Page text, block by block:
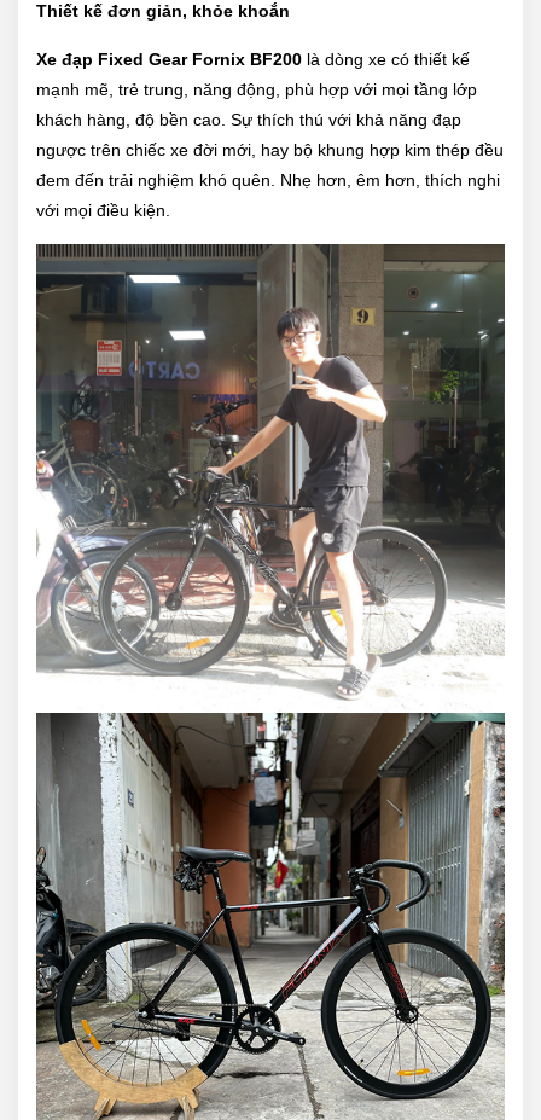
Thiết kế đơn giản, khỏe khoắn
Xe đạp Fixed Gear Fornix BF200 là dòng xe có thiết kế
mạnh mẽ, trẻ trung, năng động, phù hợp với mọi tầng lớp
khách hàng, độ bền cao. Sự thích thú với khả năng đạp
ngược trên chiếc xe đời mới, hay bộ khung hợp kim thép đều
đem đến trải nghiệm khó quên. Nhẹ hơn, êm hơn, thích nghi
với mọi điều kiện.